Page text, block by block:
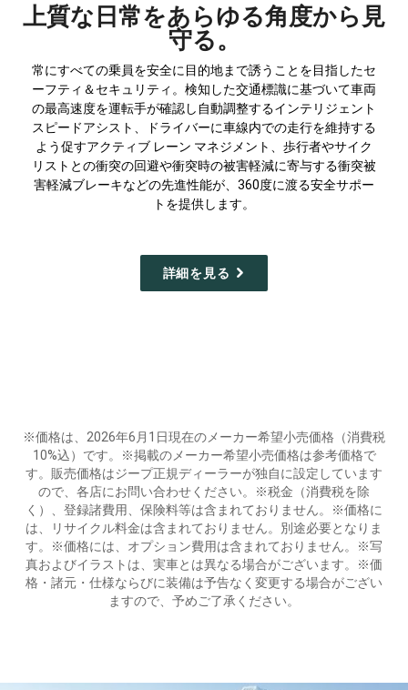
上質な日常をあらゆる角度から見
守る。
常にすべての乗員を安全に目的地まで誘うことを目指したセ
ーフティ＆セキュリティ。検知した交通標識に基づいて車両
の最高速度を運転手が確認し自動調整するインテリジェント
スピードアシスト、ドライバーに車線内での走行を維持する
よう促すアクティブ レーン マネジメント、歩行者やサイク
リストとの衝突の回避や衝突時の被害軽減に寄与する衝突被
害軽減ブレーキなどの先進性能が、360度に渡る安全サポー
トを提供します。
詳細を見る
※価格は、2026年6月1日現在のメーカー希望小売価格（消費税
10%込）です。※掲載のメーカー希望小売価格は参考価格で
す。販売価格はジープ正規ディーラーが独自に設定しています
ので、各店にお問い合わせください。※税金（消費税を除
く）、登録諸費用、保険料等は含まれておりません。※価格に
は、リサイクル料金は含まれておりません。別途必要となりま
す。※価格には、オプション費用は含まれておりません。※写
真およびイラストは、実車とは異なる場合がございます。※価
格・諸元・仕様ならびに装備は予告なく変更する場合がござい
ますので、予めご了承ください。